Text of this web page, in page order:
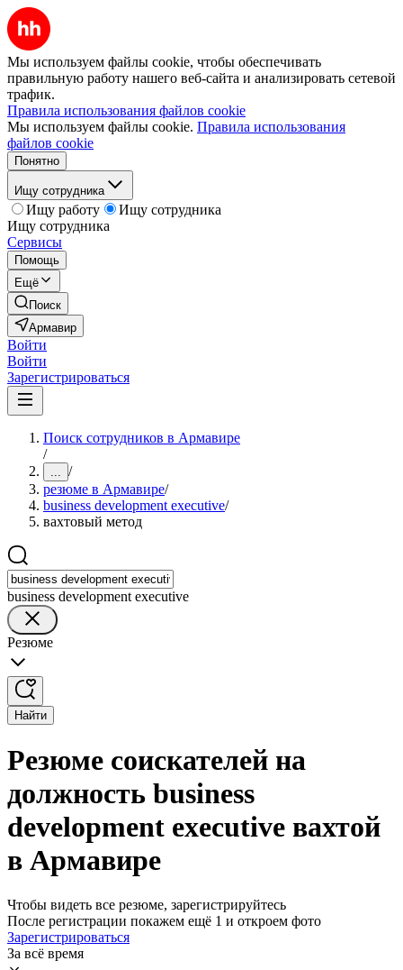
Мы используем файлы cookie, чтобы обеспечивать
правильную работу нашего веб-сайта и анализировать сетевой
трафик.
Правила использования файлов cookie
Мы используем файлы cookie. Правила использования
файлов cookie
Понятно
Ищу сотрудника
Ищу работу
Ищу сотрудника
Ищу сотрудника
Сервисы
Помощь
Ещё
Поиск
Армавир
Войти
Войти
Зарегистрироваться
Поиск сотрудников в Армавире
/
... /
резюме в Армавире/
business development executive/
вахтовый метод
business development executive
Резюме
Найти
Резюме соискателей на
должность business
development executive вахтой
в Армавире
Чтобы видеть все резюме, зарегистрируйтесь
После регистрации покажем ещё 1 и откроем фото
Зарегистрироваться
За всё время